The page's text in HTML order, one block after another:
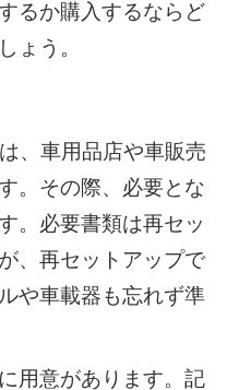
るか購入するならど
ょう。
、車用品店や車販売
。その際、必要とな
。必要書類は再セッ
、再セットアップで
や車載器も忘れず準
用意があります。記